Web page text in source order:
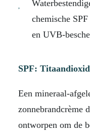
chemische
en UVB-
SPF:
Een mineraal-
zonnebrandcrème
ontworpen om de